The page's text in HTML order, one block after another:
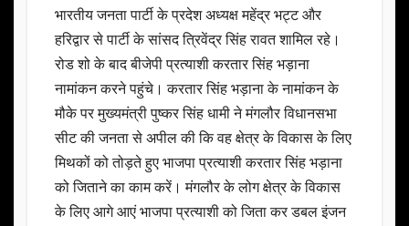
भारतीय जनता पार्टी के प्रदेश अध्यक्ष महेंद्र भट्ट और
हरिद्वार से पार्टी के सांसद त्रिवेंद्र सिंह रावत शामिल रहे।
रोड शो के बाद बीजेपी प्रत्याशी करतार सिंह भड़ाना
नामांकन करने पहुंचे। करतार सिंह भड़ाना के नामांकन के
मौके पर मुख्यमंत्री पुष्कर सिंह धामी ने मंगलौर विधानसभा
सीट की जनता से अपील की कि वह क्षेत्र के विकास के लिए
मिथकों को तोड़ते हुए भाजपा प्रत्याशी करतार सिंह भड़ाना
को जिताने का काम करें। मंगलौर के लोग क्षेत्र के विकास
के लिए आगे आएं भाजपा प्रत्याशी को जिता कर डबल इंजन